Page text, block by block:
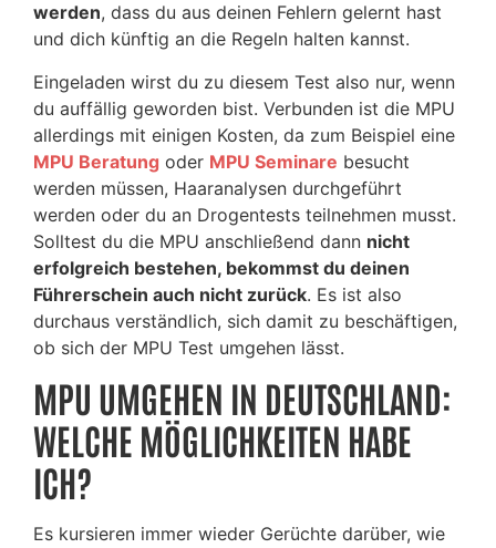
werden, dass du aus deinen Fehlern gelernt hast
und dich künftig an die Regeln halten kannst.
Eingeladen wirst du zu diesem Test also nur, wenn
du auffällig geworden bist. Verbunden ist die MPU
allerdings mit einigen Kosten, da zum Beispiel eine
MPU Beratung oder MPU Seminare besucht
werden müssen, Haaranalysen durchgeführt
werden oder du an Drogentests teilnehmen musst.
Solltest du die MPU anschließend dann nicht
erfolgreich bestehen, bekommst du deinen
Führerschein auch nicht zurück. Es ist also
durchaus verständlich, sich damit zu beschäftigen,
ob sich der MPU Test umgehen lässt.
MPU UMGEHEN IN DEUTSCHLAND:
WELCHE MÖGLICHKEITEN HABE
ICH?
Es kursieren immer wieder Gerüchte darüber, wie